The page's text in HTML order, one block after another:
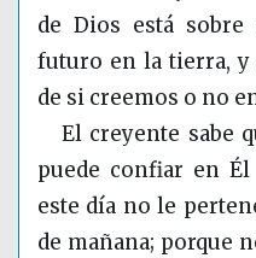
de Dios está sobre
futuro en la tierra, y
de si creemos o no
El creyente sabe
puede confiar en Él
este día no le
de mañana; porque